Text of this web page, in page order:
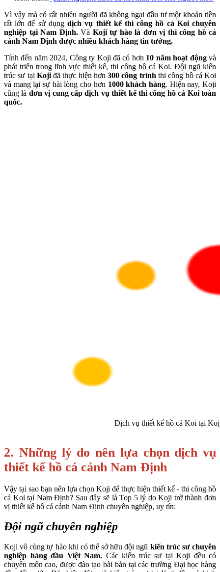
Vì vậy mà có rất nhiều người đã không ngại đầu tư một khoản tiền
rất lớn để sử dụngdịch vụ thiết kế thi công hồ cá Koi chuyên
nghiệp tại Nam Định.Và Koji tự hào là đơn vị thi công hồ cá
cảnh Nam Định được nhiều khách hàng tin tưởng.
Tính đến năm 2024, Công ty Koji đã có hơn 10 năm hoạt độngvà
phát triển trong lĩnh vực thiết kế, thi công hồ cá Koi. Đội ngũ kiến
trúc sư tại Kojiđã thực hiện hơn300 công trình thi công hồ cá Koi
và mang lại sự hài lòng cho hơn 1000 khách hàng. Hiện nay, Koji
cũng là đơn vị cung cấp dịch vụ thiết kế thi công hồ cá Koi toàn
quốc.
Dịch vụ thiết kế hồ cá Koi tại
2. Những lý do nên lựa chọn dịch vụ
thiết kế hồ cá cảnh Nam Định
Vậy tại sao bạn nên lựa chọn Koji để thực hiện thiết kế - thi công hồ
cá Koi tại Nam Định? Sau đây sẽ là Top 5 lý do Koji trở thành đơn
vị thiết kế hồ cá cảnh Nam Định chuyên nghiệp, uy tín:
Đội ngũ chuyên nghiệp
Koji vô cùng tự hào khi có thể sở hữu đội ngũ kiến trúc sư chuyên
nghiệp hàng đầu Việt Nam. Các kiến trúc sư tại Koji đều có
chuyên môn cao, được đào tạo bài bản tại các trường Đại học hàng